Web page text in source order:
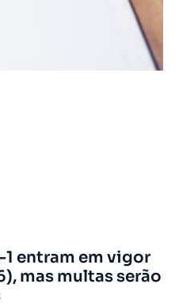
1 entram em vigor
mas multas serão